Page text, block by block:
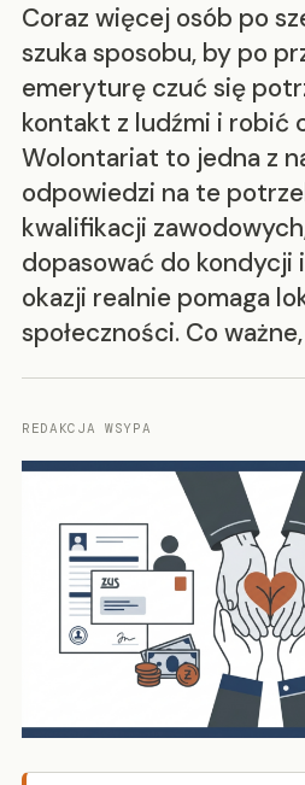
Coraz więcej osób po
szuka sposobu, by po
emeryturę czuć się
kontakt z ludźmi i robić
Wolontariat to jedna z
odpowiedzi na te
kwalifikacji
dopasować do kondycji
okazji realnie pomaga
społeczności. Co
REDAKCJA WSYPA